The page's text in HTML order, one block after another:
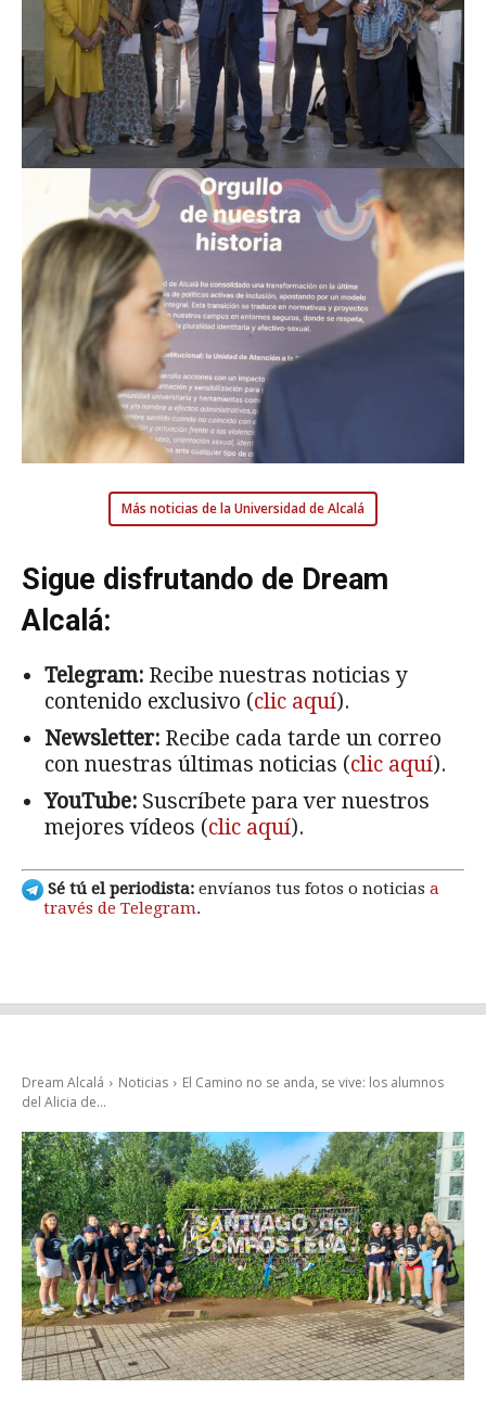
Más noticias de la Universidad de Alcalá
Sigue disfrutando de Dream
Alcalá:
Telegram: Recibe nuestras noticias y
contenido exclusivo (clic aquí).
Newsletter: Recibe cada tarde un correo
con nuestras últimas noticias (clic aquí).
YouTube: Suscríbete para ver nuestros
mejores vídeos (clic aquí).
Sé tú el periodista: envíanos tus fotos o noticias a
través de Telegram.